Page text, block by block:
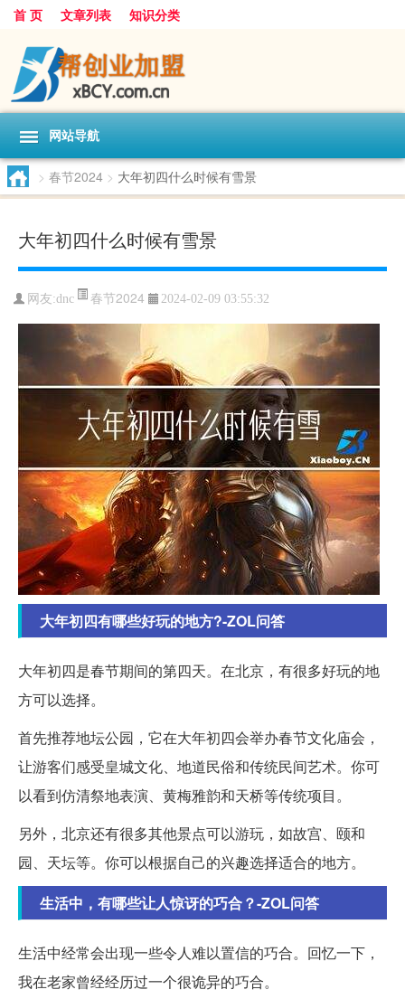
首 页 文章列表 知识分类
网站导航
> 春节2024 > 大年初四什么时候有雪景
大年初四什么时候有雪景
网友:dnc 春节2024 2024-02-09 03:55:32
大年初四有哪些好玩的地方?-ZOL问答
大年初四是春节期间的第四天。在北京，有很多好玩的地
方可以选择。
首先推荐地坛公园，它在大年初四会举办春节文化庙会，
让游客们感受皇城文化、地道民俗和传统民间艺术。你可
以看到仿清祭地表演、黄梅雅韵和天桥等传统项目。
另外，北京还有很多其他景点可以游玩，如故宫、颐和
园、天坛等。你可以根据自己的兴趣选择适合的地方。
生活中，有哪些让人惊讶的巧合？-ZOL问答
生活中经常会出现一些令人难以置信的巧合。回忆一下，
我在老家曾经经历过一个很诡异的巧合。